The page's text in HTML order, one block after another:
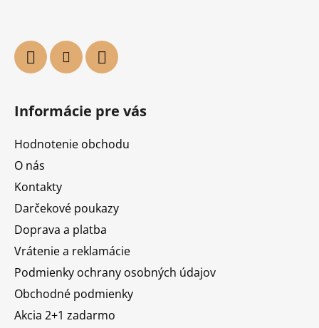
Informácie pre vás
Hodnotenie obchodu
O nás
Kontakty
Darčekové poukazy
Doprava a platba
Vrátenie a reklamácie
Podmienky ochrany osobných údajov
Obchodné podmienky
Akcia 2+1 zadarmo